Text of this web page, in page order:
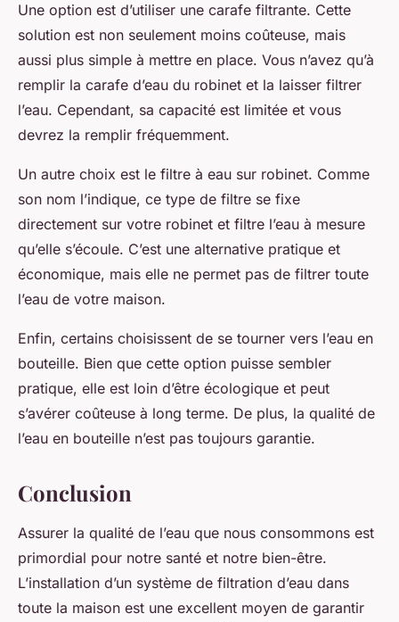
Une option est d’utiliser une carafe filtrante. Cette
solution est non seulement moins coûteuse, mais
aussi plus simple à mettre en place. Vous n’avez qu’à
remplir la carafe d’eau du robinet et la laisser filtrer
l’eau. Cependant, sa capacité est limitée et vous
devrez la remplir fréquemment.
Un autre choix est le filtre à eau sur robinet. Comme
son nom l’indique, ce type de filtre se fixe
directement sur votre robinet et filtre l’eau à mesure
qu’elle s’écoule. C’est une alternative pratique et
économique, mais elle ne permet pas de filtrer toute
l’eau de votre maison.
Enfin, certains choisissent de se tourner vers l’eau en
bouteille. Bien que cette option puisse sembler
pratique, elle est loin d’être écologique et peut
s’avérer coûteuse à long terme. De plus, la qualité de
l’eau en bouteille n’est pas toujours garantie.
Conclusion
Assurer la qualité de l’eau que nous consommons est
primordial pour notre santé et notre bien-être.
L’installation d’un système de filtration d’eau dans
toute la maison est une excellent moyen de garantir